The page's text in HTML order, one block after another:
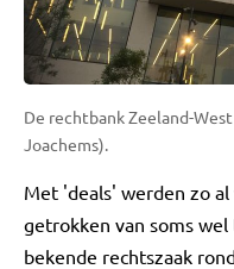
De rechtbank Zeeland-
Joachems).
Met 'deals' werden zo
getrokken van soms
bekende rechtszaak